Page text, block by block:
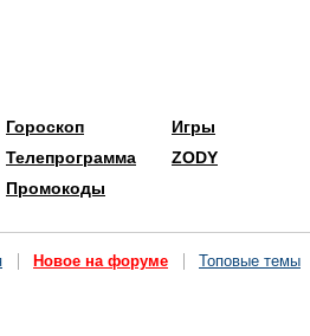
Гороскоп
Телепрограмма
Промокоды
Игры
ZODY
Новое на форуме Топовые темы